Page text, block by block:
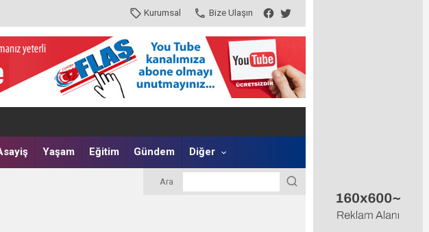
Kurumsal Bize Ulaşın
Yaşam Eğitim Gündem Diğer
Ara